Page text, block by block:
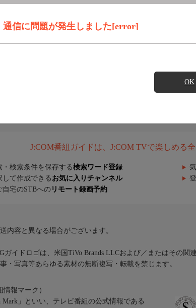
通信に問題が発生しました[error]
OK
J:COM番組ガイドは、J:COM TVで楽しめる
・検索条件を保存する検索ワード登録
て作成できる お気に入りチャンネル
宅のSTBへのリモート録画予約
内容と異なる場合がございます。
ガイドロゴは、米国TiVo Brands LLCおよび／またはその関
・写真等あらゆる素材の無断複写・転載を禁じます。
報マーク）
Mark」といい、テレビ番組の公式情報である